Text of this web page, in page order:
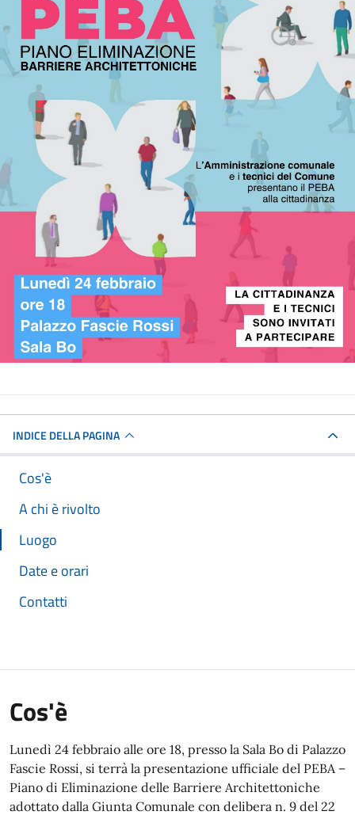
INDICE DELLA PAGINA
Cos'è
A chi è rivolto
Luogo
Date e orari
Contatti
Cos'è
Lunedì 24 febbraio alle ore 18, presso la Sala Bo di Palazzo
Fascie Rossi, si terrà la presentazione ufficiale del PEBA –
Piano di Eliminazione delle Barriere Architettoniche
adottato dalla Giunta Comunale con delibera n. 9 del 22